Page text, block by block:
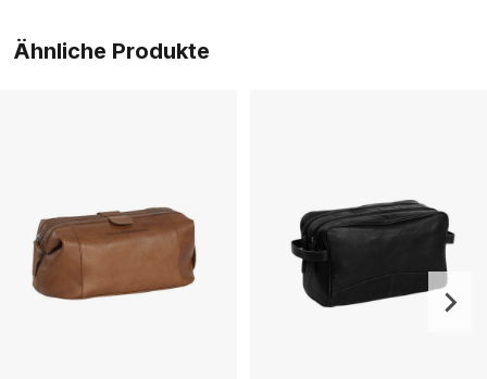
Ähnliche Produkte